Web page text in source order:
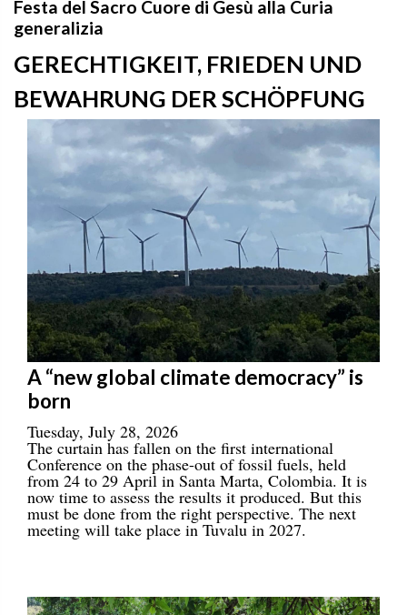
Festa del Sacro Cuore di Gesù alla Curia
generalizia
GERECHTIGKEIT, FRIEDEN UND
BEWAHRUNG DER SCHÖPFUNG
A “new global climate democracy” is
born
Tuesday, July 28, 2026
The curtain has fallen on the first international
Conference on the phase-out of fossil fuels, held
from 24 to 29 April in Santa Marta, Colombia. It is
now time to assess the results it produced. But this
must be done from the right perspective. The next
meeting will take place in Tuvalu in 2027.